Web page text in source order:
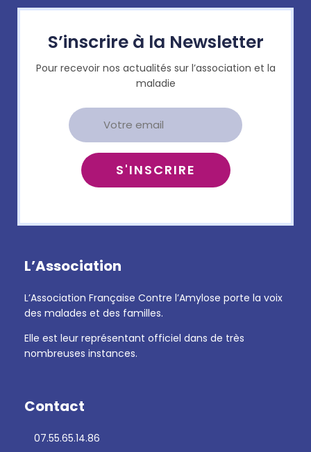
S’inscrire à la Newsletter
Pour recevoir nos actualités sur l’association et la
maladie
L’Association
L’Association Française Contre l’Amylose porte la voix
des malades et des familles.
Elle est leur représentant officiel dans de très
nombreuses instances.
Contact
07.55.65.14.86